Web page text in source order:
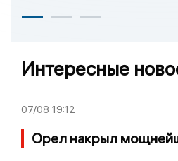
Интересные
07/08 19:12
Орел накрыл